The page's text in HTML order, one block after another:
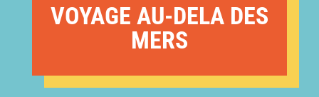
VOYAGE AU-DELA DES
MERS